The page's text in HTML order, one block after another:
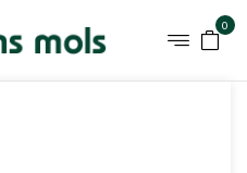
0